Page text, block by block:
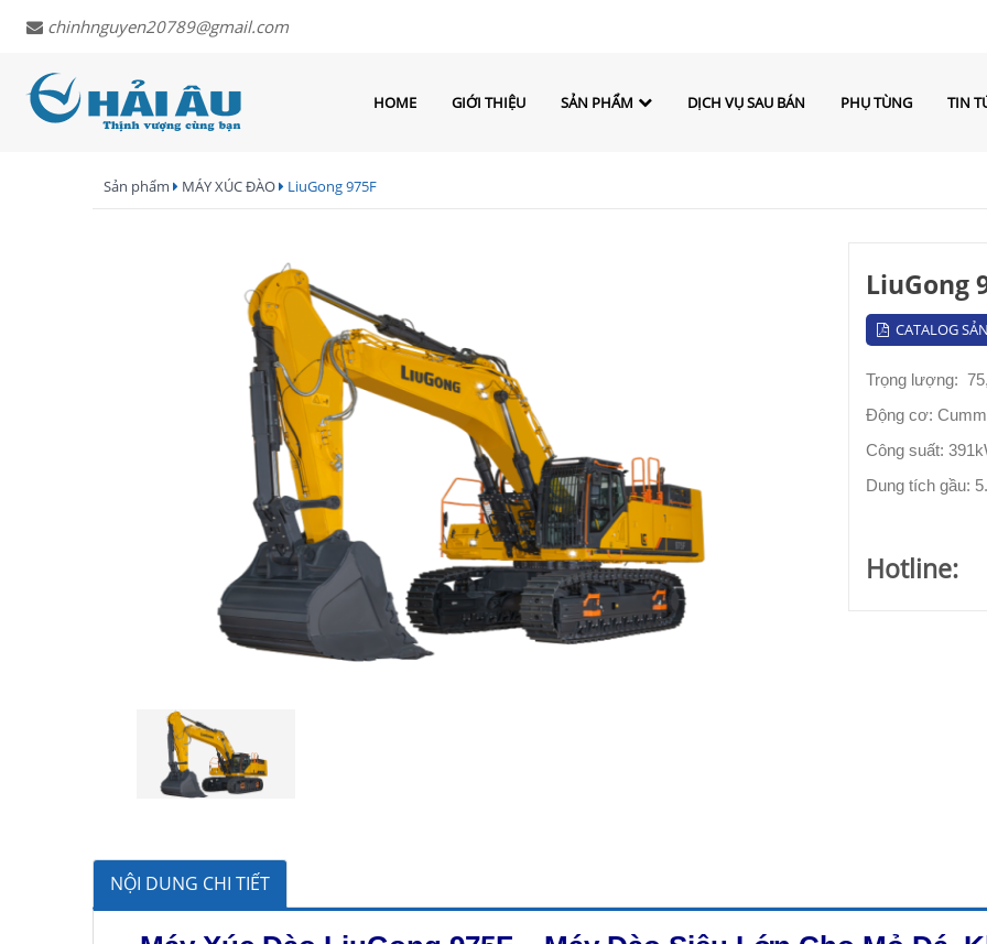
chinhnguyen20789@gmail.com
HOME GIỚI THIỆU SẢN PHẨM DỊCH VỤ SAU BÁN PHỤ TÙNG TIN
Sản phẩm MÁY XÚC ĐÀO LiuGong 975F
LiuGong
CATALOG
Trọng lượng:
Động cơ:
Công suất:
Dung tích gầu:
Hotline:
NỘI DUNG CHI TIẾT